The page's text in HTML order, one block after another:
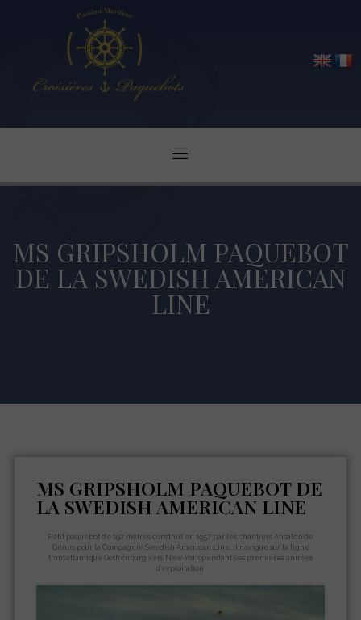
MS GRIPSHOLM PAQUEBOT
DE LA SWEDISH AMERICAN
LINE
MS GRIPSHOLM PAQUEBOT DE
LA SWEDISH AMERICAN LINE
Petit paquebot de 192 mètres construit en 1957 par les chantiers Ansaldo de
Gênes pour la Compagnie Swedish American Line. Il navigue sur la ligne
transatlantique Gothenburg vers New-York pendant ses premières années
d’exploitation.